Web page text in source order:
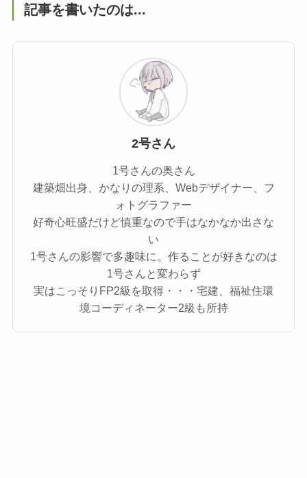
記事を書いたのは...
2号さん
1号さんの奥さん
建築畑出身、かなりの理系、Webデザイナー、フ
ォトグラファー
好奇心旺盛だけど慎重なので手はなかなか出さな
い
1号さんの影響で多趣味に。作ることが好きなのは
1号さんと変わらず
実はこっそりFP2級を取得・・・宅建、福祉住環
境コーディネーター2級も所持